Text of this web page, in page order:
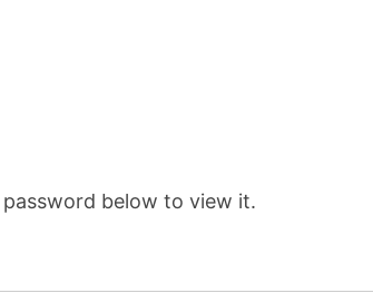
below to view it.